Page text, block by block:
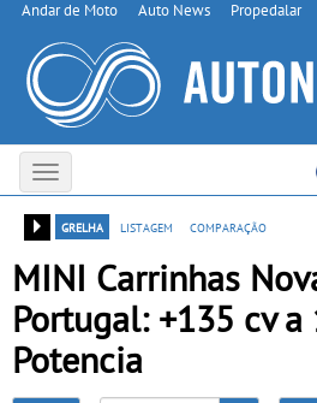
Andar de Moto Auto News Propedalar
Toggle
navigation
grelha
listagem comparação
MINI Carrinhas
Portugal: +135 cv a
Potencia